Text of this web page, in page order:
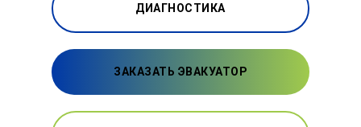
ДИАГНОСТИКА
ЗАКАЗАТЬ ЭВАКУАТОР